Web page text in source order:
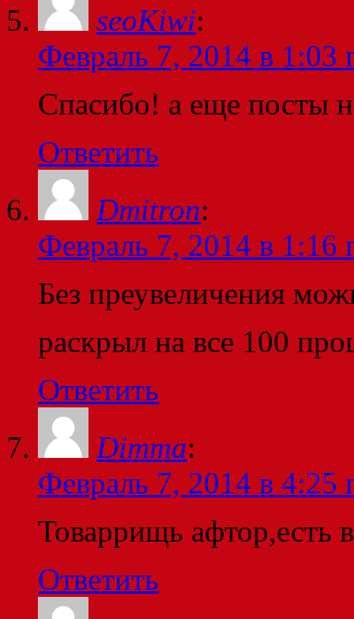
seoKiwi:
Февраль 7, 2014 в 1:03
Спасибо! а еще посты
Ответить
Dmitron:
Февраль 7, 2014 в 1:16
Без преувеличения
раскрыл на все 100
Ответить
Dimma:
Февраль 7, 2014 в 4:25
Товаррищь афтор,есть
Ответить